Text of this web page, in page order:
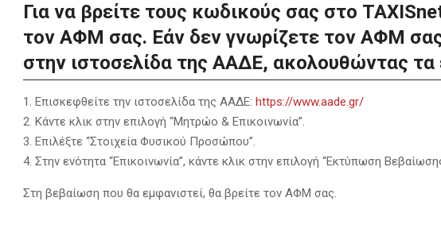
Για να βρείτε τους κωδικούς σας στο
τον ΑΦΜ σας. Εάν δεν γνωρίζετε τον ΑΦΜ
στην ιστοσελίδα της ΑΑΔΕ, ακολουθώντας τα
Επισκεφθείτε την ιστοσελίδα της ΑΑΔΕ: https://www.aade.gr/
Κάντε κλικ στην επιλογή “Μητρώο & Επικοινωνία”.
Επιλέξτε “Στοιχεία Φυσικού Προσώπου”.
Στην ενότητα “Επικοινωνία”, κάντε κλικ στην επιλογή “Εκτύπωση
Στη βεβαίωση που θα εμφανιστεί, θα βρείτε τον ΑΦΜ σας.